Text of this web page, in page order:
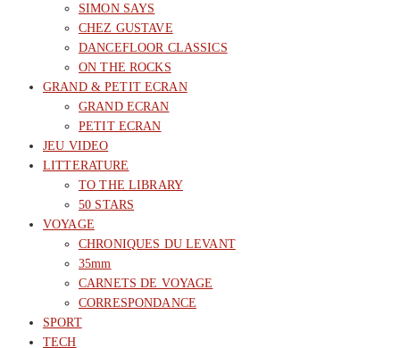
SIMON SAYS
CHEZ GUSTAVE
DANCEFLOOR CLASSICS
ON THE ROCKS
GRAND & PETIT ECRAN
GRAND ECRAN
PETIT ECRAN
JEU VIDEO
LITTERATURE
TO THE LIBRARY
50 STARS
VOYAGE
CHRONIQUES DU LEVANT
35mm
CARNETS DE VOYAGE
CORRESPONDANCE
SPORT
TECH